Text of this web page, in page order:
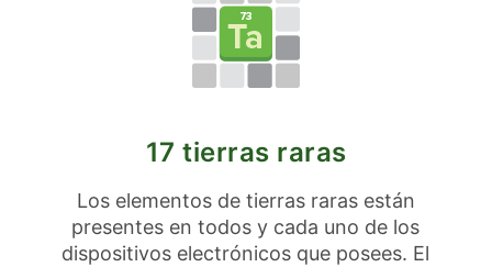
17 tierras raras
Los elementos de tierras raras están
presentes en todos y cada uno de los
dispositivos electrónicos que posees. El